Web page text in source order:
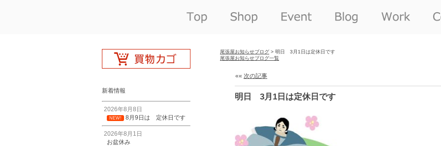
新着情報
2026年8月8日
NEW! 8月9日は 定休日です
2026年8月1日
お盆休み
尾張屋お知らせブログ > 明日 3月1日は定休日です
尾張屋お知らせブログ一覧
«« 次の記事
明日 3月1日は定休日です